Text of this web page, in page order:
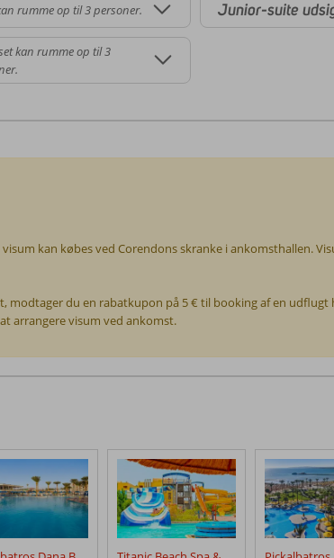
rumme op til 3 personer.
kan rumme op til 3
Junior-suite
kan købes ved Corendons skranke i ankomsthallen.
modtager du en rabatkupon på 5 € til booking af en
arrangere visum ved ankomst.